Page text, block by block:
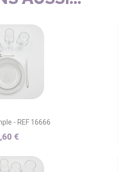
- REF 16666
€